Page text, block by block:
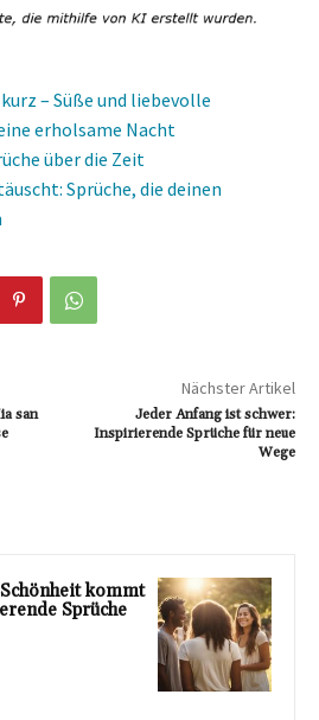
– Süße und liebevolle
erholsame Nacht
über die Zeit
Sprüche, die deinen
san
Nächster Artikel
Jeder Anfang ist schwer:
Inspirierende Sprüche für neue
Wege
kommt
Sprüche